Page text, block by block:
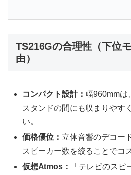
TS216Gの合理性（下位
由）
コンパクト設計：幅960mmは
スタンドの間にも収まりやす
い。
価格優位： 立体音響のデコー
スピーカー数を絞ることでコ
仮想Atmos：
「テレビのスピ